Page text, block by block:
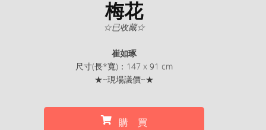
梅花
☆已收藏☆
崔如琢
尺寸(長*寬)：147 x 91 cm
★~現場議價~★
購 買